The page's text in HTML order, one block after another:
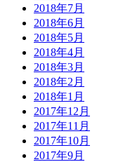
2018年7月
2018年6月
2018年5月
2018年4月
2018年3月
2018年2月
2018年1月
2017年12月
2017年11月
2017年10月
2017年9月